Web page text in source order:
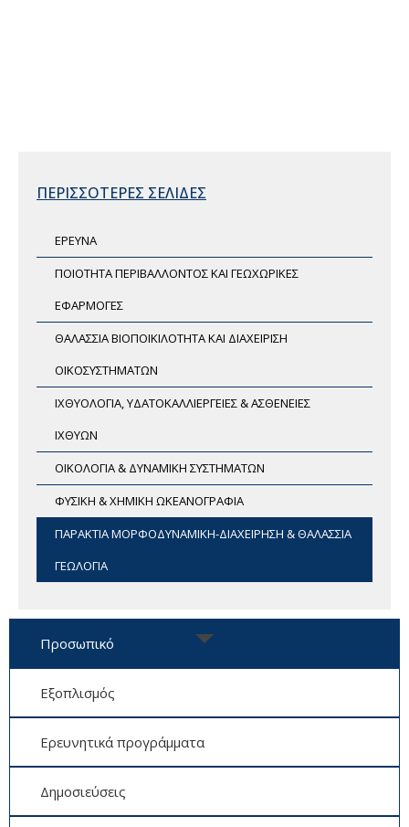
ΠΕΡΙΣΣΟΤΕΡΕΣ ΣΕΛΙΔΕΣ
ΕΡΕΥΝΑ
ΠΟΙΟΤΗΤΑ ΠΕΡΙΒΑΛΛΟΝΤΟΣ ΚΑΙ ΓΕΩΧΩΡΙΚΕΣ
ΕΦΑΡΜΟΓΕΣ
ΘΑΛΑΣΣΙΑ ΒΙΟΠΟΙΚΙΛΟΤΗΤΑ ΚΑΙ ΔΙΑΧΕΙΡΙΣΗ
ΟΙΚΟΣΥΣΤΗΜΑΤΩΝ
ΙΧΘΥΟΛΟΓΙΑ, ΥΔΑΤΟΚΑΛΛΙΕΡΓΕΙΕΣ & ΑΣΘΕΝΕΙΕΣ
ΙΧΘΥΩΝ
ΟΙΚΟΛΟΓΙΑ & ΔΥΝΑΜΙΚΗ ΣΥΣΤΗΜΑΤΩΝ
ΦΥΣΙΚΗ & ΧΗΜΙΚΗ ΩΚΕΑΝΟΓΡΑΦΙΑ
ΠΑΡΑΚΤΙΑ ΜΟΡΦΟΔΥΝΑΜΙΚΗ-ΔΙΑΧΕΙΡΗΣΗ & ΘΑΛΑΣΣΙΑ
ΓΕΩΛΟΓΙΑ
Προσωπικό
Εξοπλισμός
Ερευνητικά προγράμματα
Δημοσιεύσεις